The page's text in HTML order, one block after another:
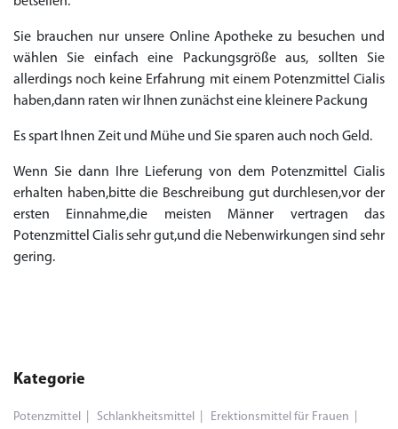
Sie brauchen nur unsere Online Apotheke zu besuchen und
wählen Sie einfach eine Packungsgröße aus, sollten Sie
allerdings noch keine Erfahrung mit einem Potenzmittel Cialis
haben,dann raten wir Ihnen zunächst eine kleinere Packung
Es spart Ihnen Zeit und Mühe und Sie sparen auch noch Geld.
Wenn Sie dann Ihre Lieferung von dem Potenzmittel Cialis
erhalten haben,bitte die Beschreibung gut durchlesen,vor der
ersten Einnahme,die meisten Männer vertragen das
Potenzmittel Cialis sehr gut,und die Nebenwirkungen sind sehr
gering.
Kategorie
Potenzmittel Schlankheitsmittel Erektionsmittel für Frauen